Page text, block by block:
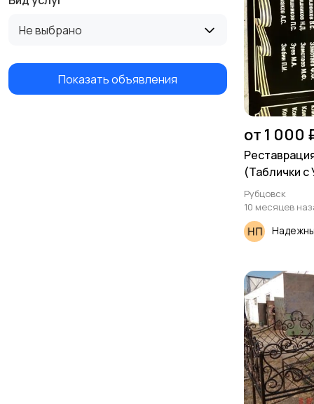
Не выбрано
Показать объявления
от 1 000
(Таблички
Рубцовск
10 месяцев